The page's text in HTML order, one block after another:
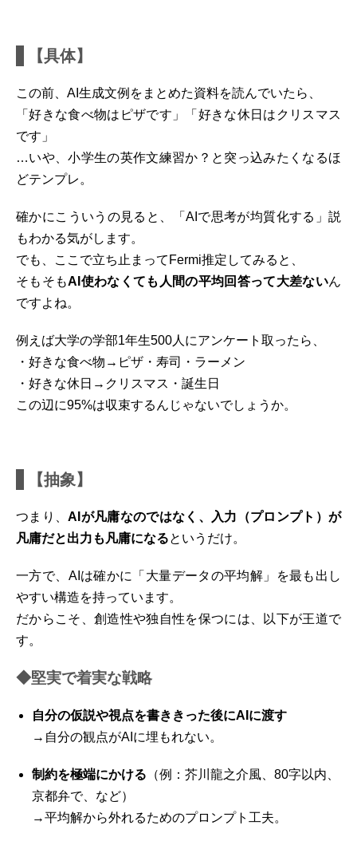
【具体】
この前、AI生成文例をまとめた資料を読んでいたら、
「好きな食べ物はピザです」「好きな休日はクリスマス
です」
…いや、小学生の英作文練習か？と突っ込みたくなるほ
どテンプレ。
確かにこういうの見ると、「AIで思考が均質化する」説
もわかる気がします。
でも、ここで立ち止まってFermi推定してみると、
そもそもAI使わなくても人間の平均回答って大差ないん
ですよね。
例えば大学の学部1年生500人にアンケート取ったら、
・好きな食べ物→ピザ・寿司・ラーメン
・好きな休日→クリスマス・誕生日
この辺に95%は収束するんじゃないでしょうか。
【抽象】
つまり、AIが凡庸なのではなく、入力（プロンプト）が
凡庸だと出力も凡庸になるというだけ。
一方で、AIは確かに「大量データの平均解」を最も出し
やすい構造を持っています。
だからこそ、創造性や独自性を保つには、以下が王道で
す。
◆堅実で着実な戦略
自分の仮説や視点を書ききった後にAIに渡す
→自分の観点がAIに埋もれない。
制約を極端にかける （例：芥川龍之介風、80字以内、
京都弁で、など）
→平均解から外れるためのプロンプト工夫。